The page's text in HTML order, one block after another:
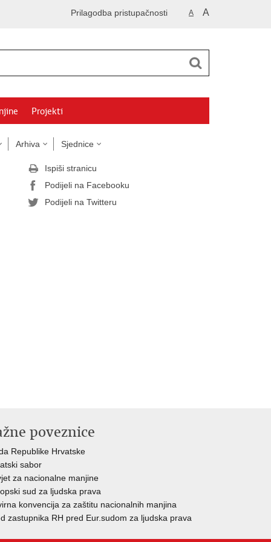
A A
Prilagodba pristupačnosti
Projekti
Arhiva Sjednice
Ispiši stranicu
Podijeli na Facebooku
Podijeli na Twitteru
poveznice
Republike Hrvatske
sabor
za nacionalne manjine
sud za ljudska prava
konvencija za zaštitu nacionalnih manjina
zastupnika RH pred Eur.sudom za ljudska prava